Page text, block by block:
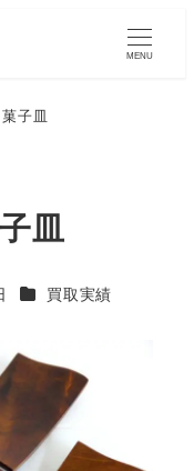
MENU
子皿
皿
カテゴリー
買取実績